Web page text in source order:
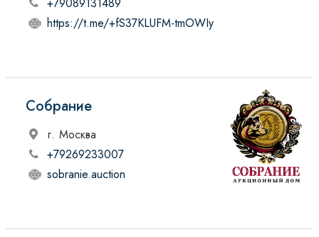
https://t.me/+fS37KLUFM-tmOWIy
Собрание
г. Москва
+79269233007
sobranie.auction